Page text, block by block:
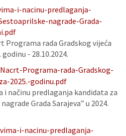
i-nacinu-predlaganja-
nagrade-Grada-
Programa rada Gradskog vijeća
- 28.10.2024.
Programa-rada-Gradskog-
2025.-godinu.pdf
i načinu predlaganja kandidata za
Grada Sarajeva” u 2024.
i-nacinu-predlaganja-